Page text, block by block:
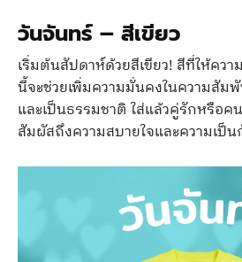
วันจันทร์ – สีเขียว
เริ่มต้นสัปดาห์ด้วยสีเขียว! สีที่ให้คว
นี้จะช่วยเพิ่มความมั่นคงในความสั
และเป็นธรรมชาติ ใส่แล้วคู่รักหรือ
สัมผัสถึงความสบายใจและความเป็น